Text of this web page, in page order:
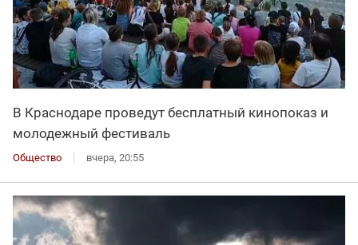
В Краснодаре проведут бесплатный кинопоказ и
молодежный фестиваль
Общество вчера, 20:55